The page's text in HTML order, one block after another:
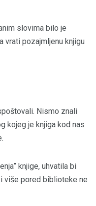
slovima bilo je
vrati pozajmljenu knjigu
Nismo znali
kojeg je knjiga kod nas
knjige, uhvatila bi
više pored biblioteke ne